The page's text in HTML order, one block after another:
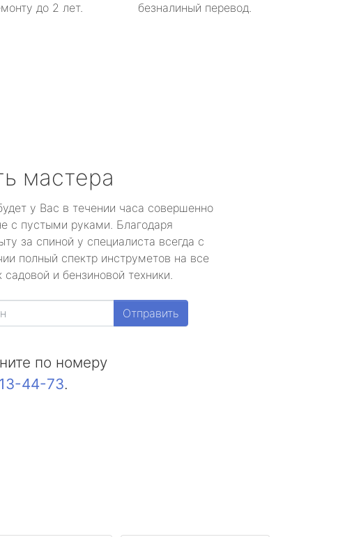
до 2 лет.
безналиный перевод.
мастера
у Вас в течении часа совершенно
с пустыми руками. Благодаря
за спиной у специалиста всегда с
полный спектр инструметов на все
и бензиновой техники.
Отправить
по номеру
44-73.